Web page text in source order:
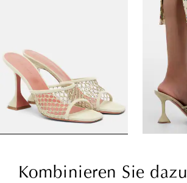
Kombinieren Sie dazu